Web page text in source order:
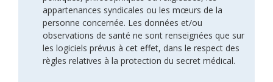
appartenances syndicales ou les mœurs de la
personne concernée. Les données et/ou
observations de santé ne sont renseignées que sur
les logiciels prévus à cet effet, dans le respect des
règles relatives à la protection du secret médical.